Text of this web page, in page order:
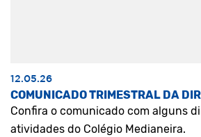
12.05.26
COMUNICADO TRIMESTRAL DA
Confira o comunicado com alguns
atividades do Colégio Medianeira.